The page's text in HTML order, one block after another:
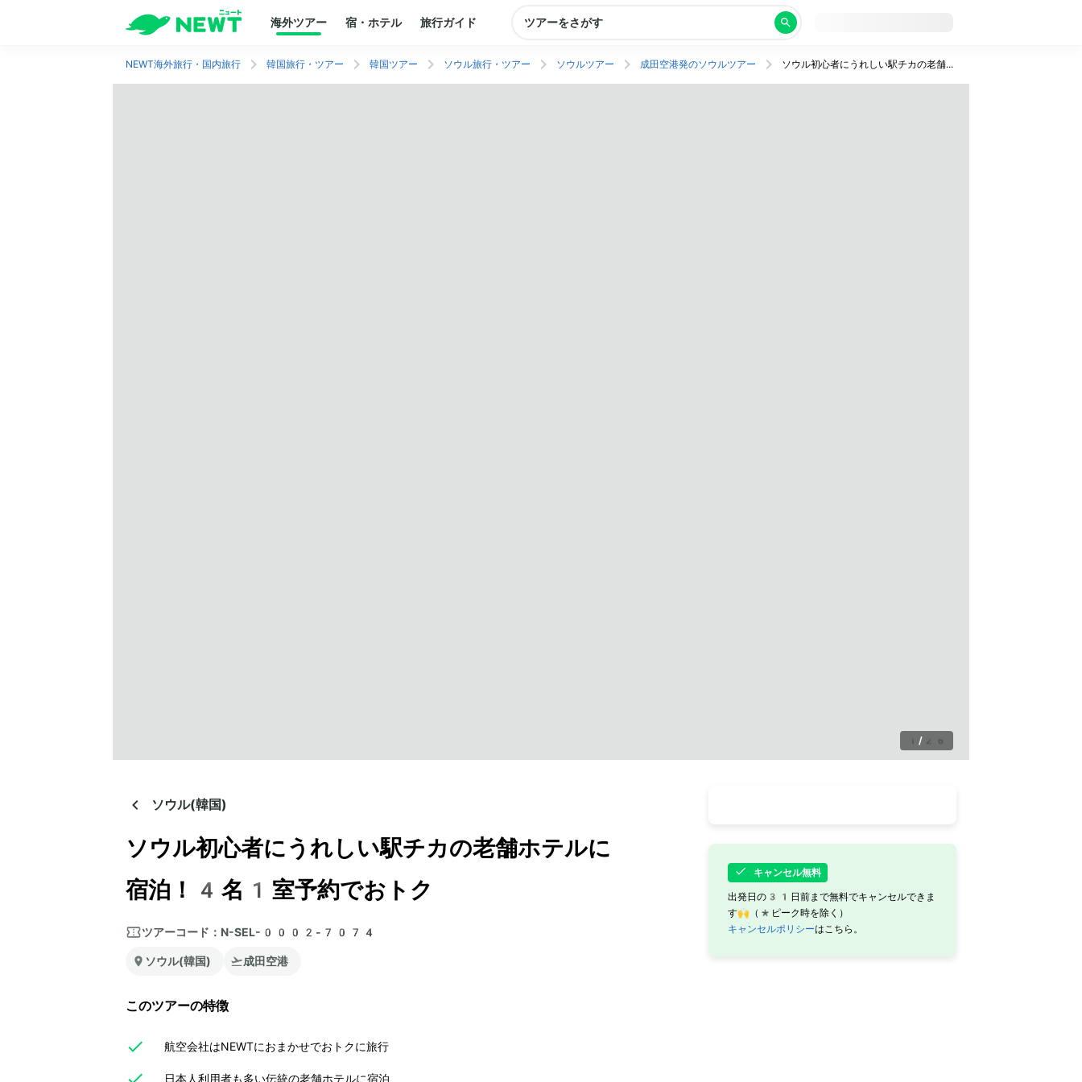
海外ツアー 宿・ホテル 旅行ガイド ツアーをさがす
NEWT海外旅行・国内旅行 韓国旅行・ツアー 韓国ツアー ソウル旅行・ツアー ソウルツアー 成田空港発のソウルツアー ソウル初心者にうれしい駅チカの老舗ホテルに宿泊！4名1室予約でおトク
1 / 26
ソウル(韓国)
ソウル初心者にうれしい駅チカの老舗ホテルに
宿泊！4名1室予約でおトク
ツアーコード： N-SEL-0002-7074
ソウル(韓国) 成田空港
このツアーの特徴
航空会社はNEWTにおまかせでおトクに旅行
日本人利用者も多い伝統の老舗ホテルに宿泊
キャンセル無料
出発日の31日前まで無料でキャンセルできま
す🙌（*ピーク時を除く）
キャンセルポリシーはこちら。